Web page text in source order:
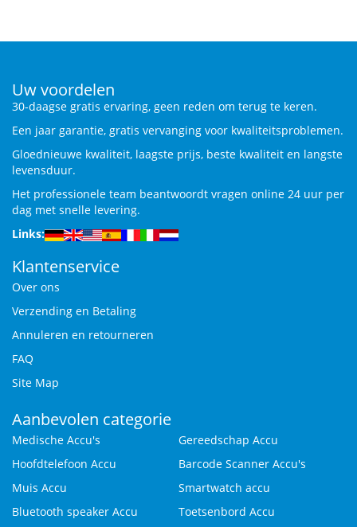
Uw voordelen
30-daagse gratis ervaring, geen reden om terug te keren.
Een jaar garantie, gratis vervanging voor kwaliteitsproblemen.
Gloednieuwe kwaliteit, laagste prijs, beste kwaliteit en langste
levensduur.
Het professionele team beantwoordt vragen online 24 uur per
dag met snelle levering.
Links:
Klantenservice
Over ons
Verzending en Betaling
Annuleren en retourneren
FAQ
Site Map
Aanbevolen categorie
Medische Accu's
Gereedschap Accu
Hoofdtelefoon Accu
Barcode Scanner Accu's
Muis Accu
Smartwatch accu
Bluetooth speaker Accu
Toetsenbord Accu